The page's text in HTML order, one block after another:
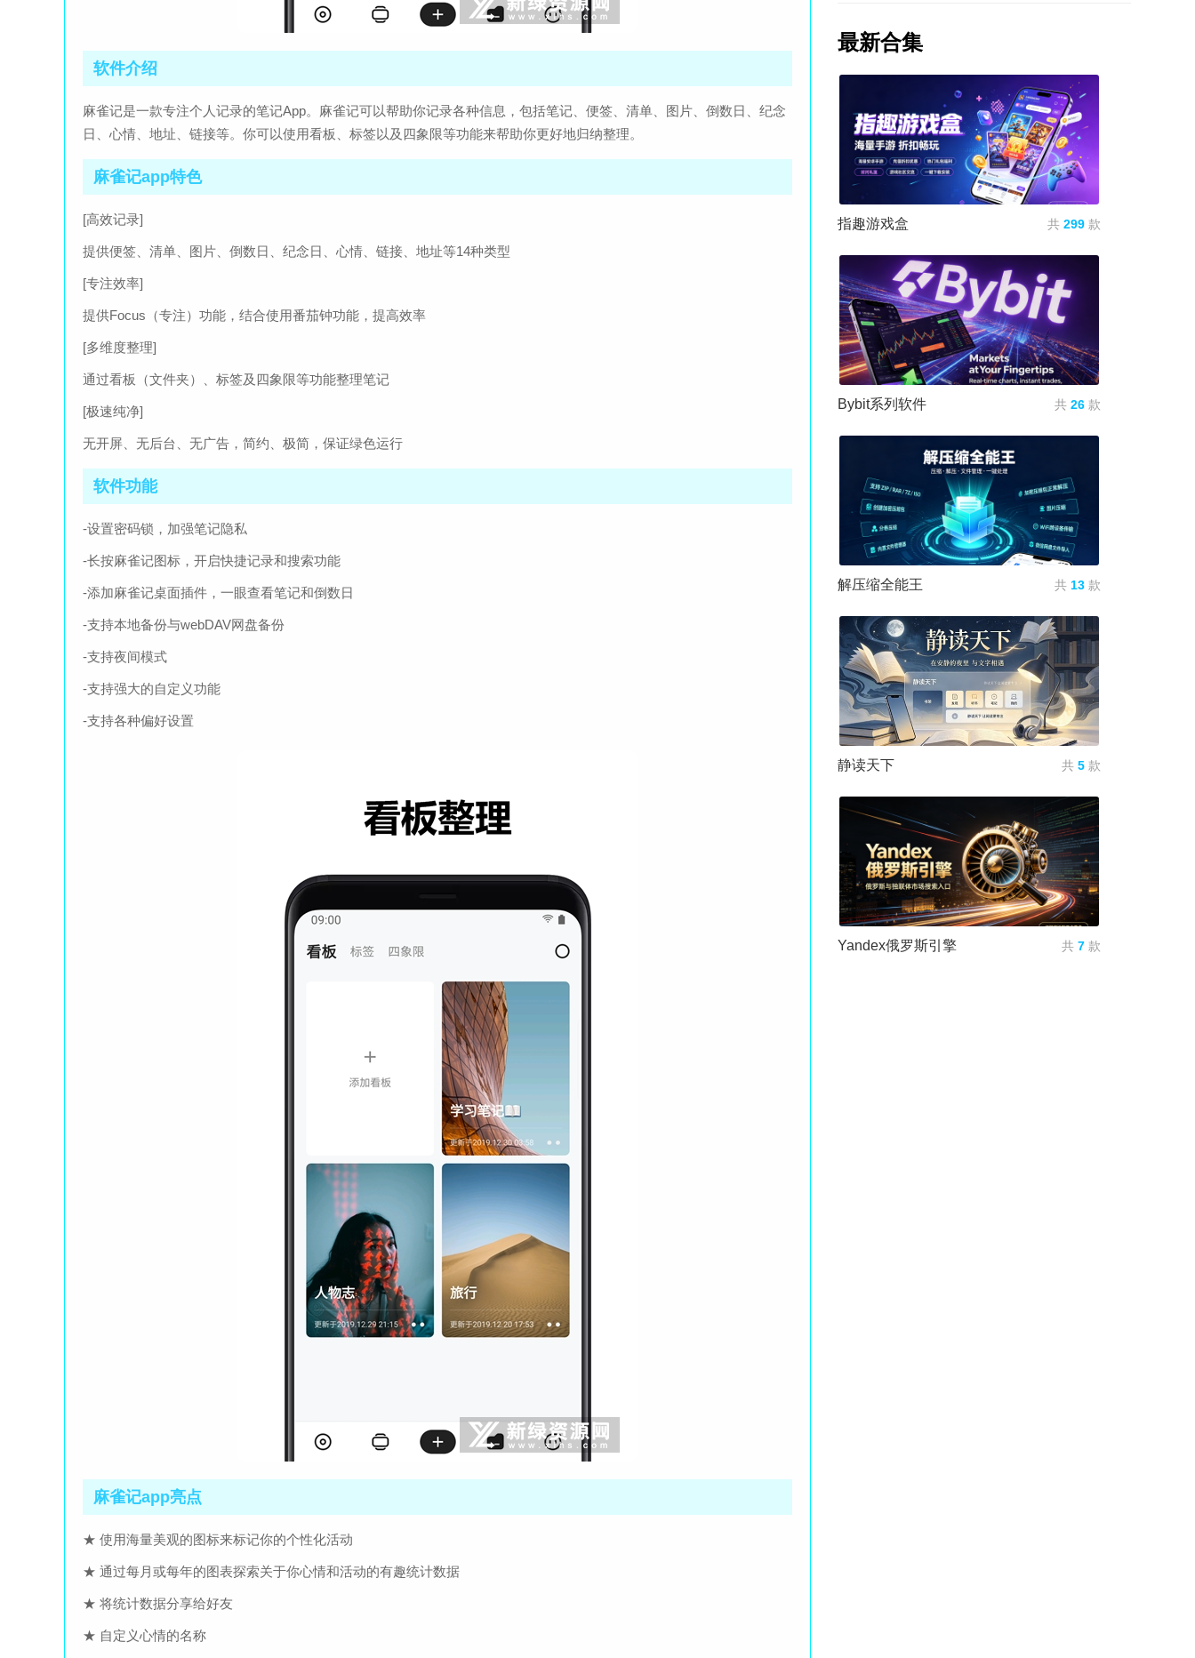
软件介绍
麻雀记是一款专注个人记录的笔记App。麻雀记可以帮助你记录各种信息，包括笔记、便签、清单、图片、倒数日、纪念
日、心情、地址、链接等。你可以使用看板、标签以及四象限等功能来帮助你更好地归纳整理。
麻雀记app特色
[高效记录]
提供便签、清单、图片、倒数日、纪念日、心情、链接、地址等14种类型
[专注效率]
提供Focus（专注）功能，结合使用番茄钟功能，提高效率
[多维度整理]
通过看板（文件夹）、标签及四象限等功能整理笔记
[极速纯净]
无开屏、无后台、无广告，简约、极简，保证绿色运行
软件功能
-设置密码锁，加强笔记隐私
-长按麻雀记图标，开启快捷记录和搜索功能
-添加麻雀记桌面插件，一眼查看笔记和倒数日
-支持本地备份与webDAV网盘备份
-支持夜间模式
-支持强大的自定义功能
-支持各种偏好设置
麻雀记app亮点
★ 使用海量美观的图标来标记你的个性化活动
★ 通过每月或每年的图表探索关于你心情和活动的有趣统计数据
★ 将统计数据分享给好友
★ 自定义心情的名称
最新合集
指趣游戏盒 共 299 款
Bybit系列软件 共 26 款
解压缩全能王 共 13 款
静读天下 共 5 款
Yandex俄罗斯引擎 共 7 款